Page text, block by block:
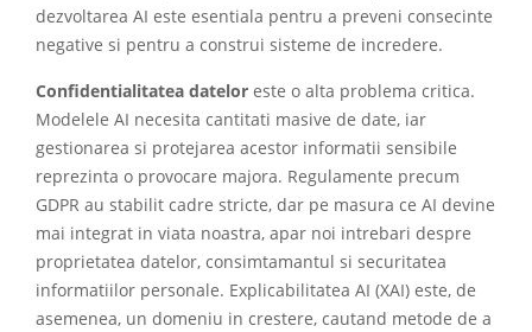
dezvoltarea AI este esentiala pentru a preveni consecinte
negative si pentru a construi sisteme de incredere.
Confidentialitatea datelor este o alta problema critica.
Modelele AI necesita cantitati masive de date, iar
gestionarea si protejarea acestor informatii sensibile
reprezinta o provocare majora. Regulamente precum
GDPR au stabilit cadre stricte, dar pe masura ce AI devine
mai integrat in viata noastra, apar noi intrebari despre
proprietatea datelor, consimtamantul si securitatea
informatiilor personale. Explicabilitatea AI (XAI) este, de
asemenea, un domeniu in crestere, cautand metode de a